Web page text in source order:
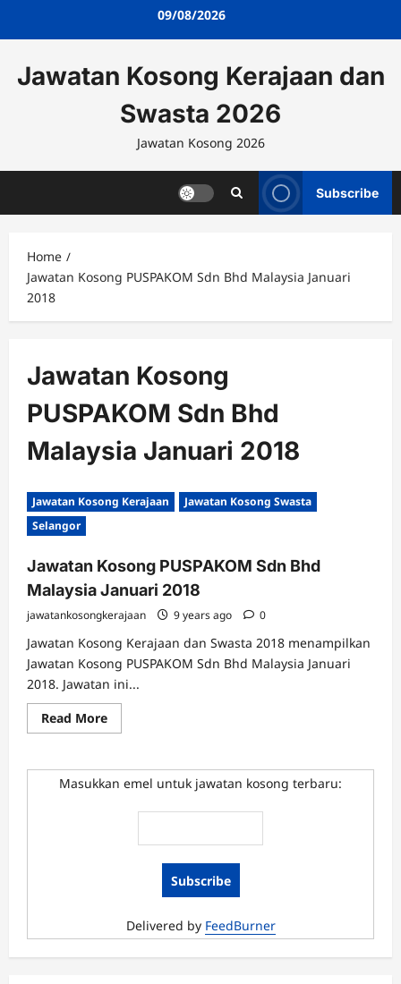
09/08/2026
Jawatan Kosong Kerajaan dan
Swasta 2026
Jawatan Kosong 2026
Subscribe
Home
Jawatan Kosong PUSPAKOM Sdn Bhd Malaysia Januari
2018
Jawatan Kosong
PUSPAKOM Sdn Bhd
Malaysia Januari 2018
Jawatan Kosong Kerajaan
Jawatan Kosong Swasta
Selangor
Jawatan Kosong PUSPAKOM Sdn Bhd
Malaysia Januari 2018
jawatankosongkerajaan 9 years ago 0
Jawatan Kosong Kerajaan dan Swasta 2018 menampilkan
Jawatan Kosong PUSPAKOM Sdn Bhd Malaysia Januari
2018. Jawatan ini...
Read MoreRead
more
Kosong
PUSPAKOM
Sdn
Malaysia
Masukkan emel untuk jawatan kosong terbaru:
Delivered by FeedBurner